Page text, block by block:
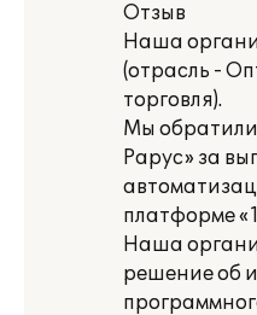
Отзыв
Наша
(отрасль -
торговля).
Мы
Рарус» за
платформе
Наша
решение об